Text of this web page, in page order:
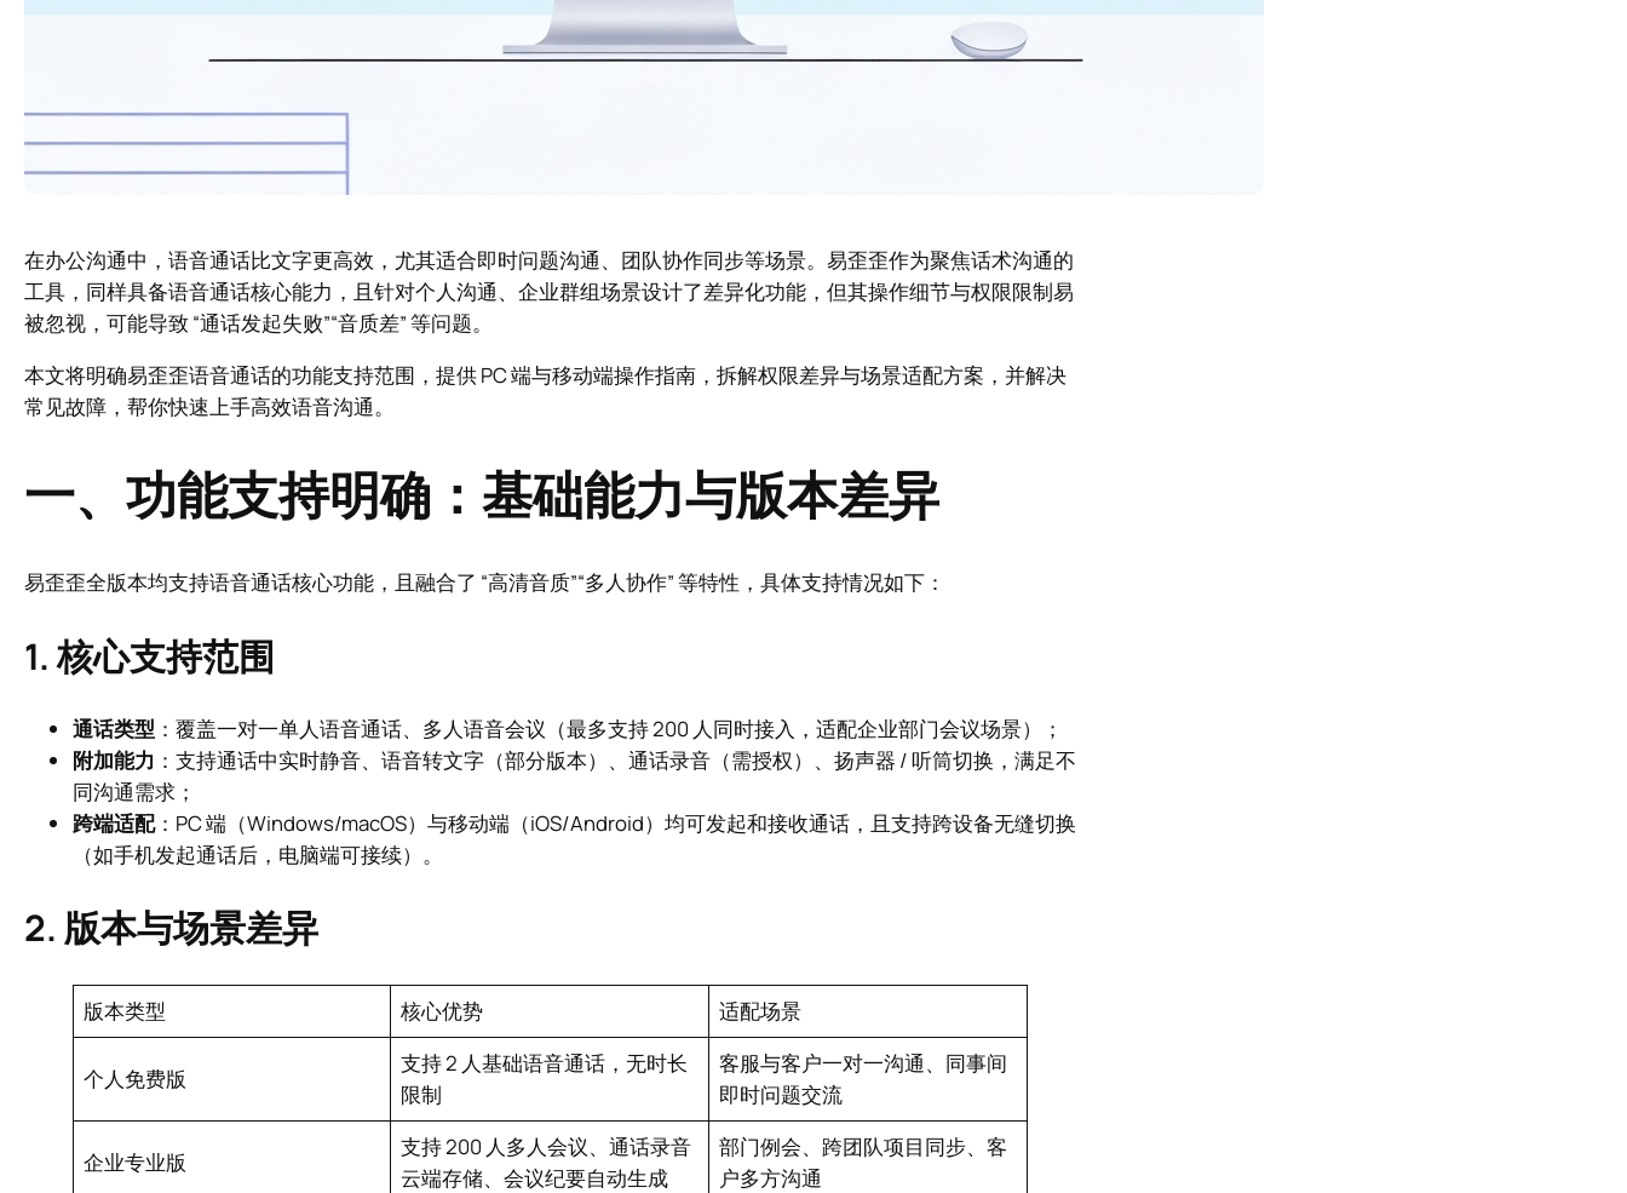
在办公沟通中，语音通话比文字更高效，尤其适合即时问题沟通、团队协作同步等场景。易歪歪作为聚焦话术沟通的
工具，同样具备语音通话核心能力，且针对个人沟通、企业群组场景设计了差异化功能，但其操作细节与权限限制易
被忽视，可能导致 “通话发起失败”“音质差” 等问题。
本文将明确易歪歪语音通话的功能支持范围，提供 PC 端与移动端操作指南，拆解权限差异与场景适配方案，并解决
常见故障，帮你快速上手高效语音沟通。
一、功能支持明确：基础能力与版本差异
易歪歪全版本均支持语音通话核心功能，且融合了 “高清音质”“多人协作” 等特性，具体支持情况如下：
1. 核心支持范围
通话类型 ：覆盖一对一单人语音通话、多人语音会议（最多支持 200 人同时接入，适配企业部门会议场景）；
附加能力 ：支持通话中实时静音、语音转文字（部分版本）、通话录音（需授权）、扬声器 / 听筒切换，满足不
同沟通需求；
跨端适配：PC 端（Windows/macOS）与移动端（iOS/Android）均可发起和接收通话，且支持跨设备无缝切换
（如手机发起通话后，电脑端可接续）。
2. 版本与场景差异
版本类型 核心优势 适配场景
个人免费版
支持 2 人基础语音通话，无时长
限制
客服与客户一对一沟通、同事间
即时问题交流
企业专业版
支持 200 人多人会议、通话录音
云端存储、会议纪要自动生成
部门例会、跨团队项目同步、客
户多方沟通